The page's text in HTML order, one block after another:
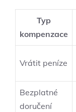
Typ
kompenzace
Vrátit peníze
Bezplatné
doručení